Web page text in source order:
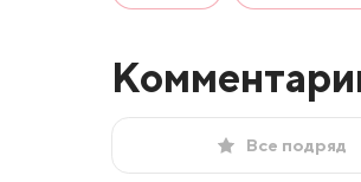
Все подряд